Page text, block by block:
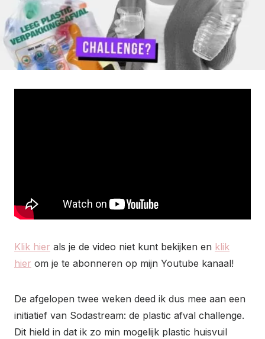
Klik hier als je de video niet kunt bekijken en klik
hier om je te abonneren op mijn Youtube kanaal!
De afgelopen twee weken deed ik dus mee aan een
initiatief van Sodastream: de plastic afval challenge.
Dit hield in dat ik zo min mogelijk plastic huisvuil